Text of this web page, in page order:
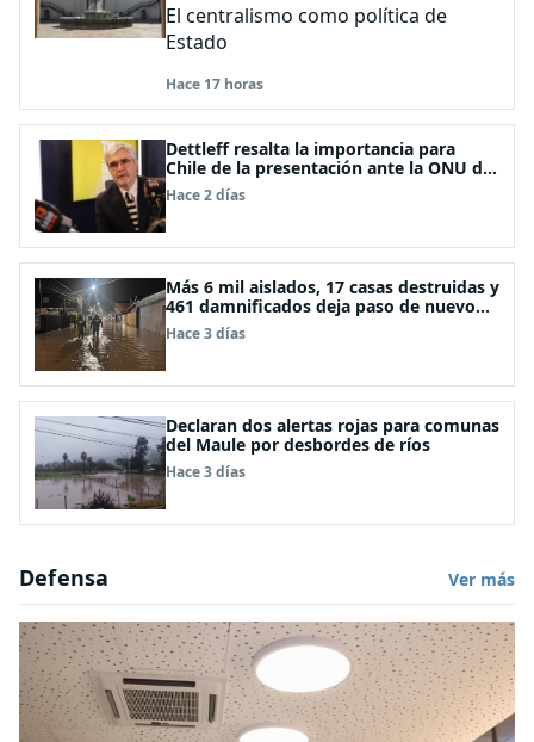
El centralismo como política de
Estado
Hace 17 horas
Dettleff resalta la importancia para
Chile de la presentación ante la ONU de
la Plataforma Continental Extendida del
Archipiélago Juan Fernández
Hace 2 días
Más 6 mil aislados, 17 casas destruidas y
461 damnificados deja paso de nuevo
sistema frontal
Hace 3 días
Declaran dos alertas rojas para comunas
del Maule por desbordes de ríos
Hace 3 días
Defensa Ver más